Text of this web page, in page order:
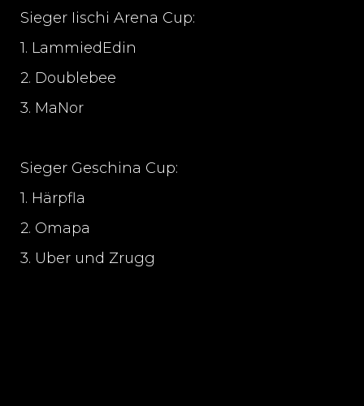
Sieger Iischi Arena Cup:
1. LammiedEdin
2. Doublebee
3. MaNor
Sieger Geschina Cup:
1. Härpfla
2. Omapa
3. Uber und Zrugg